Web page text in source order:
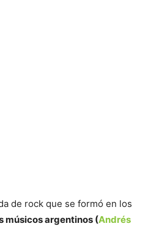
de rock que se formó en los
músicos argentinos (Andrés